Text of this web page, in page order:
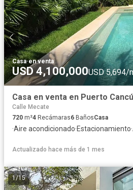
Casa·en venta
USD 4,100,000USD 5,694/
Casa en venta en Puerto
Calle Mecate
720 m²4 Recámaras6 BañosCasa
·Aire acondicionado·Estacionamiento·
Actualizado hace más de 1 mes
1/15